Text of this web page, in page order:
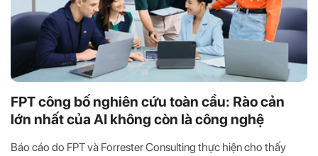
FPT công bố nghiên cứu toàn cầu: Rào cản
lớn nhất của AI không còn là công nghệ
Báo cáo do FPT và Forrester Consulting thực hiện cho thấy